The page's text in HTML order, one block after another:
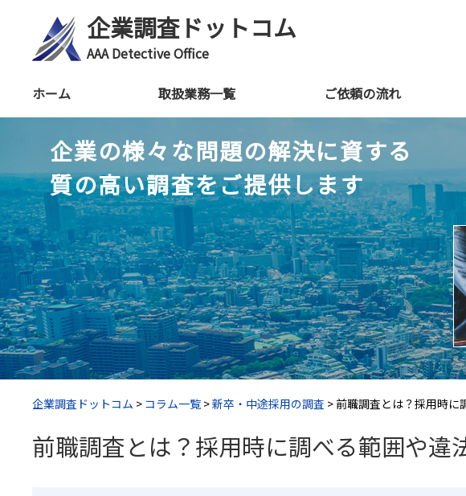
企業調査ドットコム
AAA Detective Office
ホーム 取扱業務一覧 ご依頼の流れ
企業の様々な問題の解決に資する
質の高い調査をご提供します
企業調査ドットコム > コラム一覧 >新卒・中途採用の調査 > 前職調査とは？採用時に
前職調査とは？採用時に調べる範囲や違